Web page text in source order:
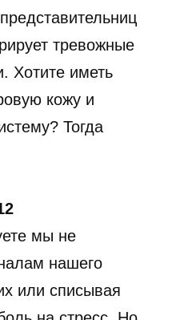
тревожные
Хотите иметь
кожу и
Тогда
мы не
нашего
или списывая